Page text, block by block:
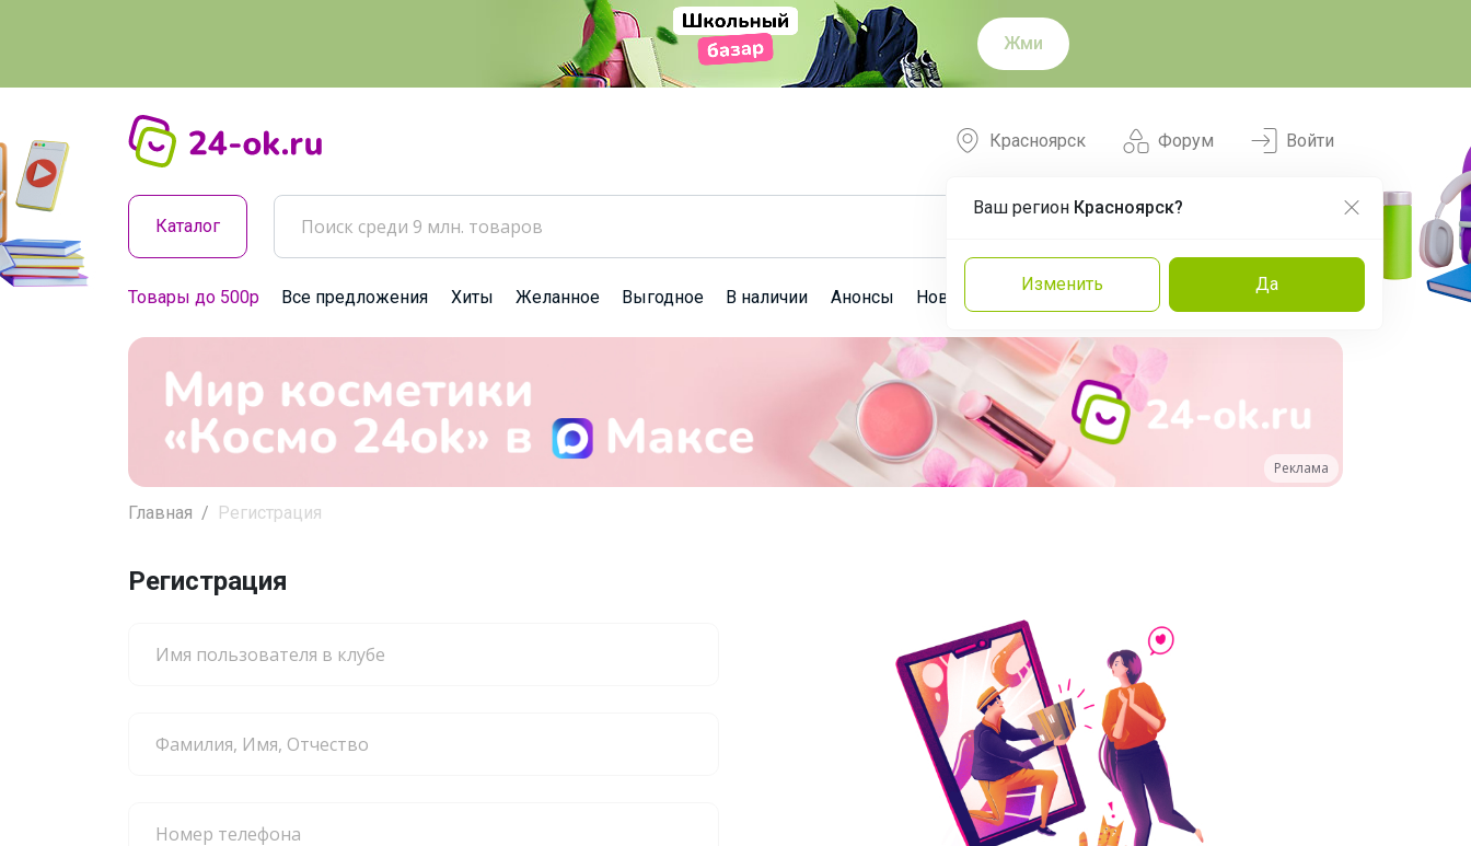
Жми
Форум
Красноярск
Ваш регион Красноярск?
Изменить Да
Войти
Каталог
Товары до 500р Все предложения Хиты Желанное Выгодное В наличии Анонсы Новости Команда Эксперты
Реклама
Главная Регистрация
Регистрация